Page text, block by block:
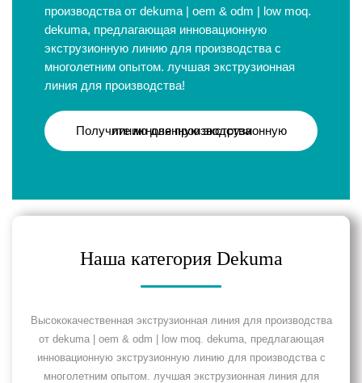
производства от dekuma | oem & odm | low moq.
dekuma, предлагающая инновационную
экструзионную линию для производства с
многолетним опытом. лучшая экструзионная
линия для производства!
Получите мгновенную экструзионную линию для производства
Наша категория Dekuma
Высококачественная экструзионная линия для производства
от dekuma | oem & odm | low moq. dekuma, предлагающая
инновационную экструзионную линию для производства с
многолетним опытом. лучшая экструзионная линия для